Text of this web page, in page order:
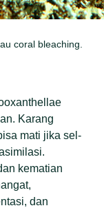
coral bleaching.
Karang
mati jika sel-
kematian
dan